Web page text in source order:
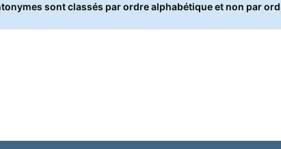
sont classés par ordre alphabétique et non par